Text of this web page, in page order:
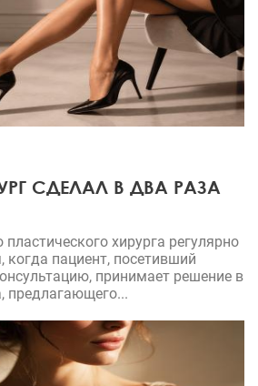
СДЕЛАЛ В ДВА РАЗА
хирурга регулярно
когда пациент, посетивший
принимает решение в
предлагающего...